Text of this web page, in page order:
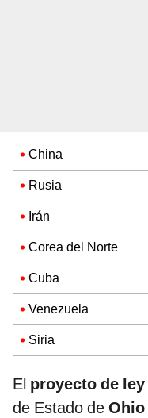
China
Rusia
Irán
Corea del Norte
Cuba
Venezuela
Siria
El proyecto de ley
de Estado de Ohio